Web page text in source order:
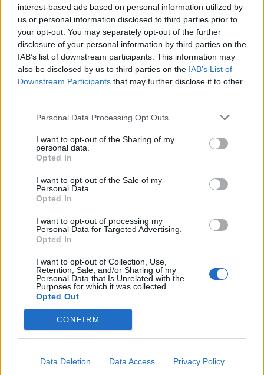
interest-based ads based on personal information utilized by
us or personal information disclosed to third parties prior to
your opt-out. You may separately opt-out of the further
disclosure of your personal information by third parties on the
IAB’s list of downstream participants. This information may
also be disclosed by us to third parties on the IAB’s List of
Downstream Participants that may further disclose it to other
Personal Data Processing Opt Outs
I want to opt-out of the Sharing of my
personal data.
Opted In
I want to opt-out of the Sale of my
Personal Data.
Opted In
I want to opt-out of processing my
Personal Data for Targeted Advertising.
Opted In
I want to opt-out of Collection, Use,
Retention, Sale, and/or Sharing of my
Personal Data that Is Unrelated with the
Purposes for which it was collected.
Opted Out
CONFIRM
Data Deletion Data Access Privacy Policy
Θέσεις εργασίας
Όλες οι Θέσεις Εργασίας
Θέσεις Εργασίας ανά Εταιρεία
Κέντρο Βοήθειας
Υπηρεσίες υποψηφίων